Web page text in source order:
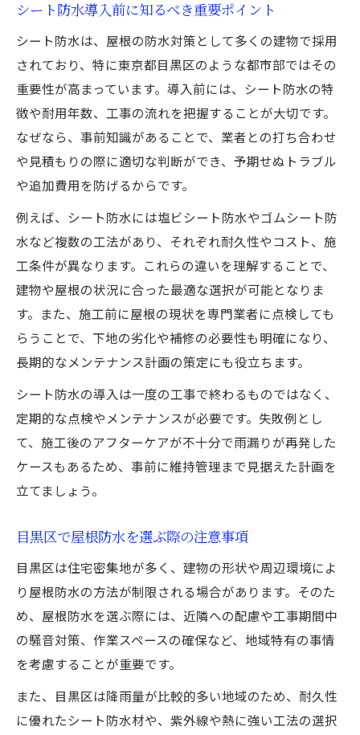
シート防水導入前に知るべき重要ポイント
シート防水は、屋根の防水対策として多くの建物で採用
されており、特に東京都目黒区のような都市部ではその
重要性が高まっています。導入前には、シート防水の特
徴や耐用年数、工事の流れを把握することが大切です。
なぜなら、事前知識があることで、業者との打ち合わせ
や見積もりの際に適切な判断ができ、予期せぬトラブル
や追加費用を防げるからです。
例えば、シート防水には塩ビシート防水やゴムシート防
水など複数の工法があり、それぞれ耐久性やコスト、施
工条件が異なります。これらの違いを理解することで、
建物や屋根の状況に合った最適な選択が可能となりま
す。また、施工前に屋根の現状を専門業者に点検しても
らうことで、下地の劣化や補修の必要性も明確になり、
長期的なメンテナンス計画の策定にも役立ちます。
シート防水の導入は一度の工事で終わるものではなく、
定期的な点検やメンテナンスが必要です。失敗例とし
て、施工後のアフターケアが不十分で雨漏りが再発した
ケースもあるため、事前に維持管理まで見据えた計画を
立てましょう。
目黒区で屋根防水を選ぶ際の注意事項
目黒区は住宅密集地が多く、建物の形状や周辺環境によ
り屋根防水の方法が制限される場合があります。そのた
め、屋根防水を選ぶ際には、近隣への配慮や工事期間中
の騒音対策、作業スペースの確保など、地域特有の事情
を考慮することが重要です。
また、目黒区は降雨量が比較的多い地域のため、耐久性
に優れたシート防水材や、紫外線や熱に強い工法の選択